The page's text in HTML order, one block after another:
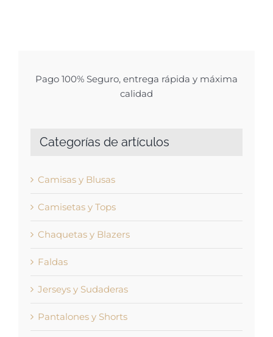
Pago 100% Seguro, entrega rápida y máxima
calidad
Categorías de artículos
Camisas y Blusas
Camisetas y Tops
Chaquetas y Blazers
Faldas
Jerseys y Sudaderas
Pantalones y Shorts